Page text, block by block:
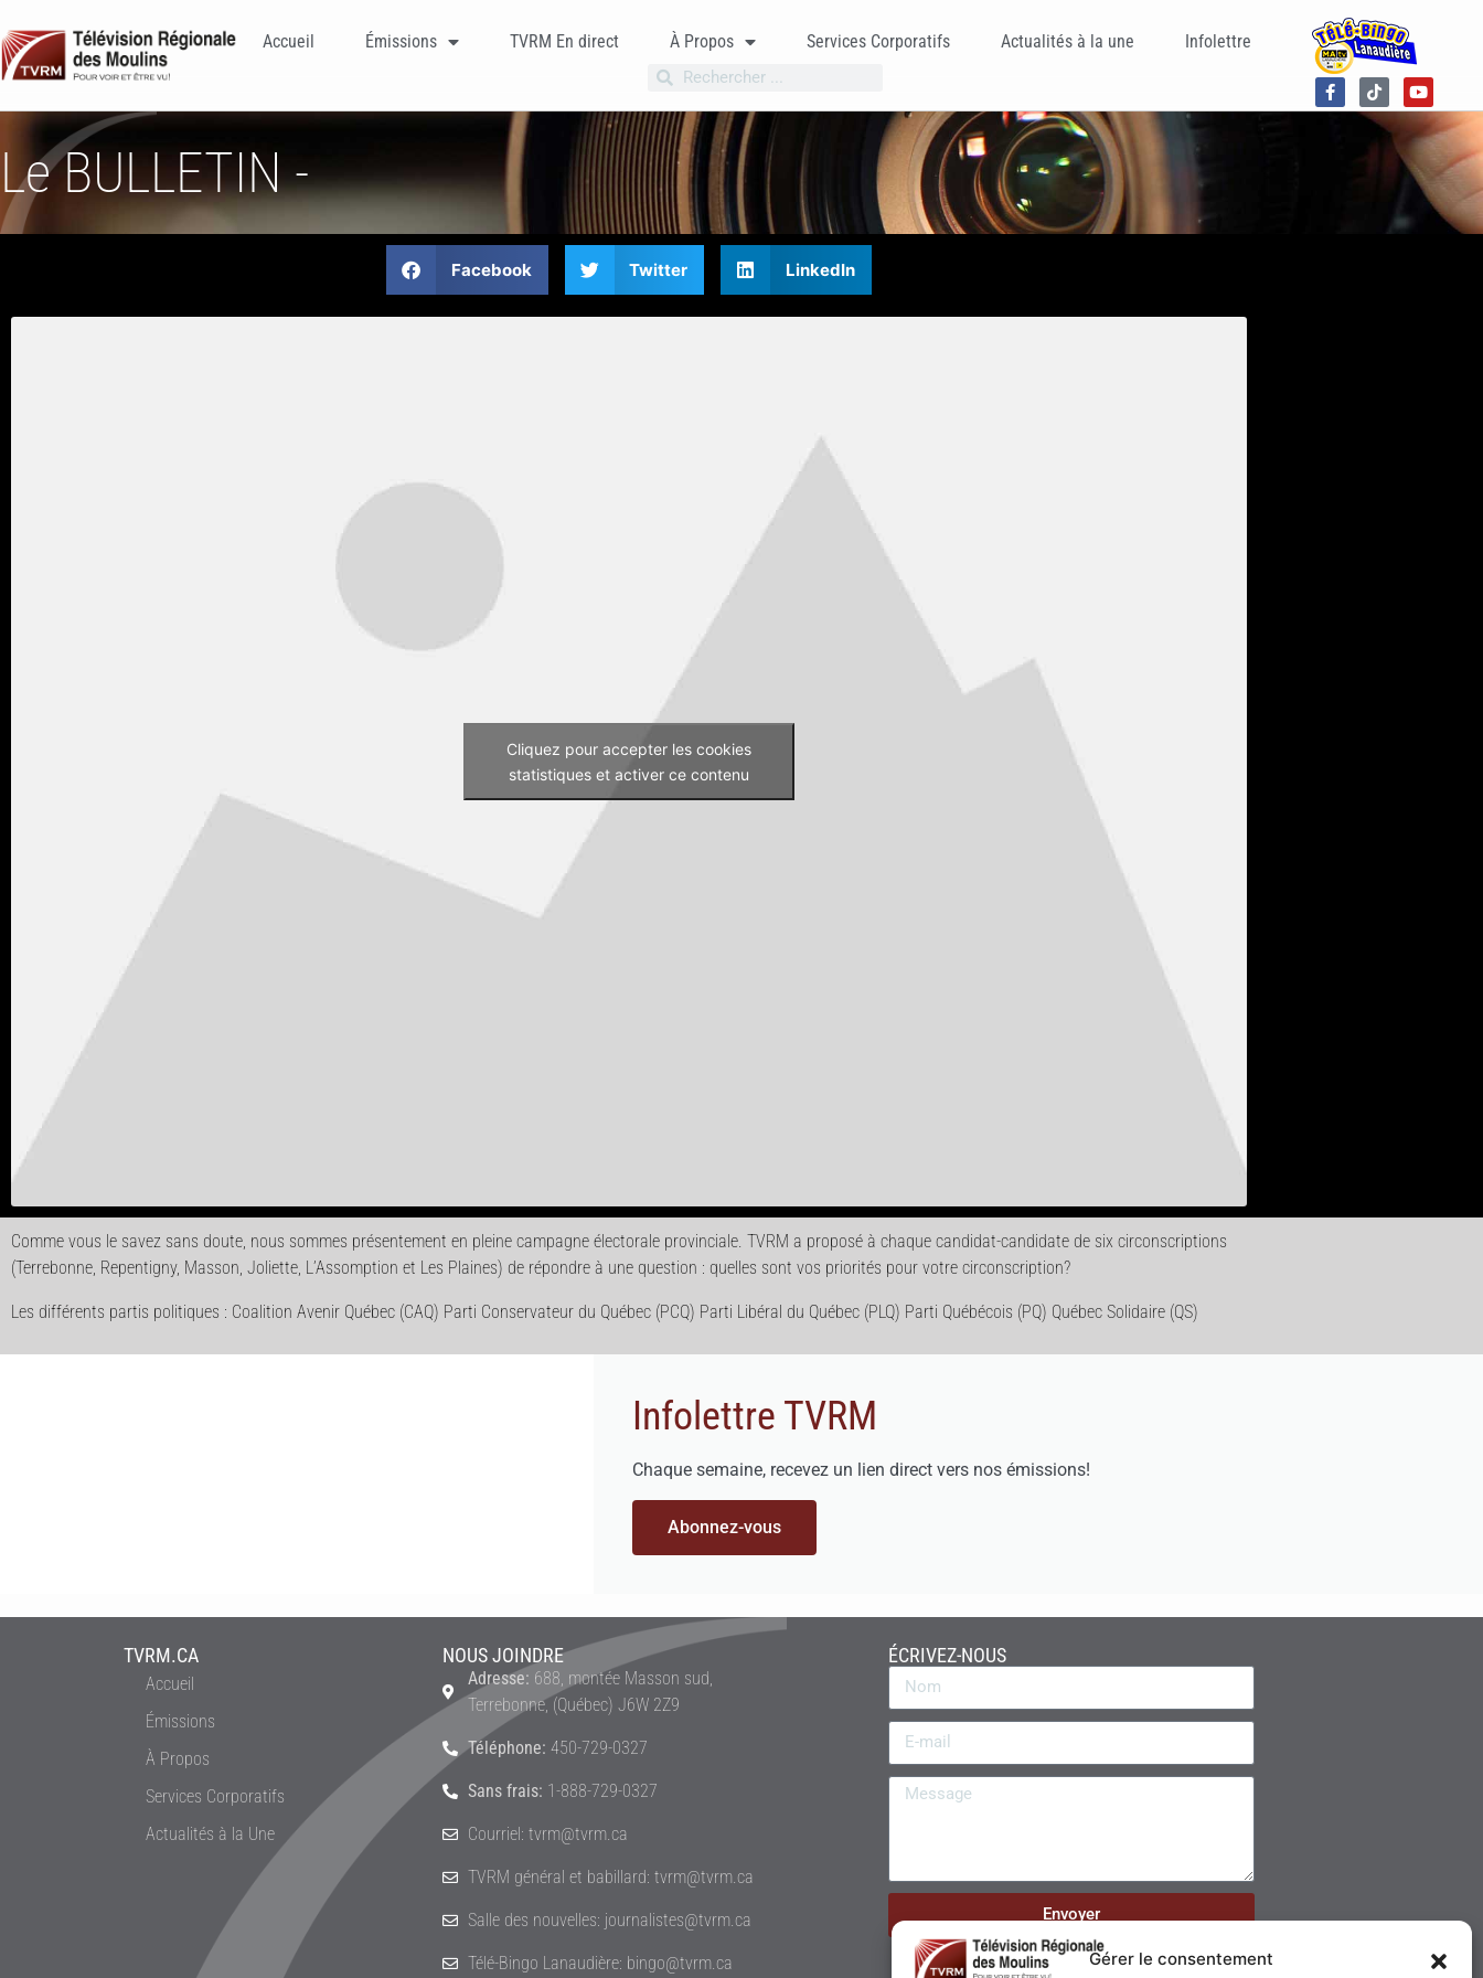
Gérer le consentement
Accueil Émissions TVRM En direct À Propos Services Corporatifs Actualités à la une Infolettre
Le BULLETIN -
Facebook Twitter LinkedIn
Cliquez pour accepter les cookies
statistiques et activer ce contenu
Comme vous le savez sans doute, nous sommes présentement en pleine campagne électorale provinciale. TVRM a proposé à chaque candidat-candidate de six circonscriptions
(Terrebonne, Repentigny, Masson, Joliette, L’Assomption et Les Plaines) de répondre à une question : quelles sont vos priorités pour votre circonscription?
Les différents partis politiques : Coalition Avenir Québec (CAQ) Parti Conservateur du Québec (PCQ) Parti Libéral du Québec (PLQ) Parti Québécois (PQ) Québec Solidaire (QS)
Infolettre TVRM
Chaque semaine, recevez un lien direct vers nos émissions!
Abonnez-vous
TVRM.CA
Accueil
Émissions
À Propos
Services Corporatifs
Actualités à la Une
NOUS JOINDRE
Adresse: 688, montée Masson sud,
Terrebonne, (Québec) J6W 2Z9
Téléphone: 450-729-0327
Sans frais: 1-888-729-0327
Courriel: tvrm@tvrm.ca
TVRM général et babillard: tvrm@tvrm.ca
Salle des nouvelles: journalistes@tvrm.ca
Télé-Bingo Lanaudière: bingo@tvrm.ca
ÉCRIVEZ-NOUS
Envoyer